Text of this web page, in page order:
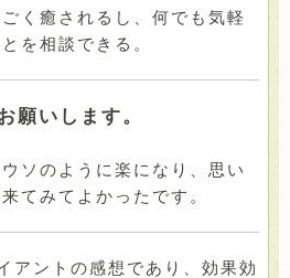
く癒されるし、何でも気軽
を相談できる。
願いします。
ソのように楽になり、思い
てみてよかったです。
アントの感想であり、効果効